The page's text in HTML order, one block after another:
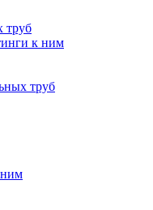
труб
к ним
труб